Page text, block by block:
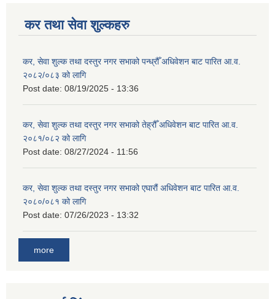
कर तथा सेवा शुल्कहरु
कर, सेवा शुल्क तथा दस्तुर नगर सभाको पन्ध्रौँ अधिवेशन बाट पारित आ.व.
२०८२/०८३ को लागि
Post date: 08/19/2025 - 13:36
कर, सेवा शुल्क तथा दस्तुर नगर सभाको तेह्रौँ अधिवेशन बाट पारित आ.व.
२०८१/०८२ को लागि
Post date: 08/27/2024 - 11:56
कर, सेवा शुल्क तथा दस्तुर नगर सभाको एघारौं अधिवेशन बाट पारित आ.व.
२०८०/०८१ को लागि
Post date: 07/26/2023 - 13:32
more